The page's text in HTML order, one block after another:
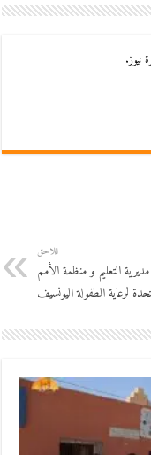
نيوز.
اللاحق
التعليم و منظمة الأمم
لرعاية الطفولة اليونسيف